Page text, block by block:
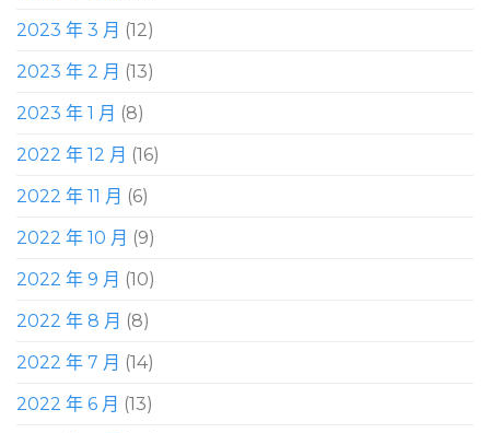
2023 年 3 月 (12)
2023 年 2 月 (13)
2023 年 1 月 (8)
2022 年 12 月 (16)
2022 年 11 月 (6)
2022 年 10 月 (9)
2022 年 9 月 (10)
2022 年 8 月 (8)
2022 年 7 月 (14)
2022 年 6 月 (13)